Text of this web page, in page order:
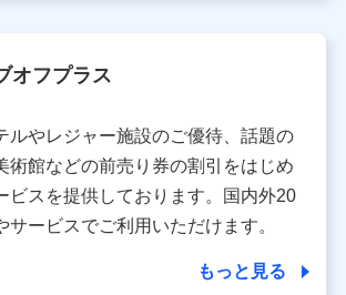
の達成に必要な範囲内において個人情報
部または一部を委託する場合がありま
同利用
NTTドコモとの間で、以下のとおり個
利用します。
オフプラス
ルやレジャー施設のご優待、話題の
術館などの前売り券の割引をはじめ
ビスを提供しております。国内外20
サービスでご利用いただけます。
もっと見る